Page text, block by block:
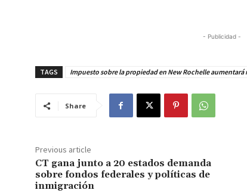
- Publicidad -
TAGS Impuesto sobre la propiedad en New Rochelle aumentará
Share
Previous article
CT gana junto a 20 estados demanda
sobre fondos federales y políticas de
inmigración